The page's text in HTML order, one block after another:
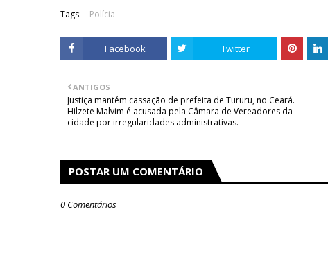
Tags: Polícia
Facebook Twitter
ANTIGOS
Justiça mantém cassação de prefeita de Tururu, no Ceará.
Hilzete Malvim é acusada pela Câmara de Vereadores da
cidade por irregularidades administrativas.
POSTAR UM COMENTÁRIO
0 Comentários